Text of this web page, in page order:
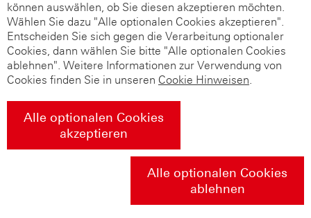
können auswählen, ob Sie diesen akzeptieren möchten.
Wählen Sie dazu "Alle optionalen Cookies akzeptieren".
Entscheiden Sie sich gegen die Verarbeitung optionaler
Cookies, dann wählen Sie bitte "Alle optionalen Cookies
ablehnen". Weitere Informationen zur Verwendung von
Cookies finden Sie in unseren Cookie Hinweisen.
Alle optionalen Cookies
akzeptieren
Alle optionalen Cookies
ablehnen